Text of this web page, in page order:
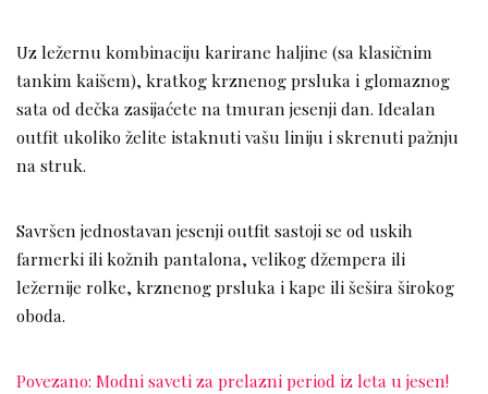
Uz ležernu kombinaciju karirane haljine (sa klasičnim
tankim kaišem), kratkog krznenog prsluka i glomaznog
sata od dečka zasijaćete na tmuran jesenji dan. Idealan
outfit ukoliko želite istaknuti vašu liniju i skrenuti pažnju
na struk.
Savršen jednostavan jesenji outfit sastoji se od uskih
farmerki ili kožnih pantalona, velikog džempera ili
ležernije rolke, krznenog prsluka i kape ili šešira širokog
oboda.
Povezano: Modni saveti za prelazni period iz leta u jesen!